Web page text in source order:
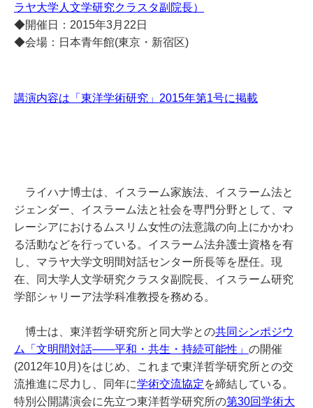
ラヤ大学人文学研究クラスタ副院長）
◆開催日：2015年3月22日
◆会場：日本青年館(東京・新宿区)
講演内容は「東洋学術研究」2015年第1号に掲載
ライハナ博士は、イスラーム家族法、イスラーム法と
ジェンダー、イスラーム法と社会を専門分野として、マ
レーシアにおけるムスリム女性の法意識の向上にかかわ
る活動などを行っている。イスラーム法弁護士資格を有
し、マラヤ大学文明間対話センター所長等を歴任。現
在、同大学人文学研究クラスタ副院長、イスラーム研究
学部シャリーア法学科准教授を務める。
博士は、東洋哲学研究所と同大学との共同シンポジウ
ム「文明間対話――平和・共生・持続可能性」 の開催
(2012年10月)をはじめ、これまで東洋哲学研究所との交
流推進に尽力し、同年に学術交流協定を締結している。
特別公開講演会に先立つ東洋哲学研究所の第30回学術大